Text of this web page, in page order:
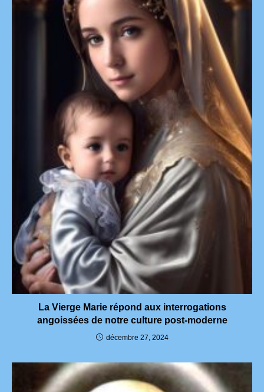
La Vierge Marie répond aux interrogations
angoissées de notre culture post-moderne
décembre 27, 2024